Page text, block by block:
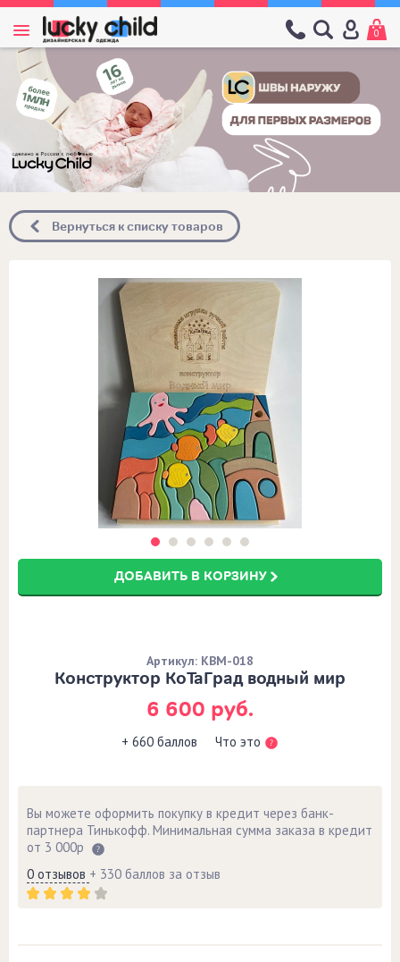
0
Вернуться к списку товаров
ДОБАВИТЬ В КОРЗИНУ
6 600 руб.
Конструктор КоТаГрад водный мир
Артикул: КВМ-018
+ 660 баллов Что это
Вы можете оформить покупку в кредит через банк-
партнера Тинькофф. Минимальная сумма заказа в кредит
от 3 000р
0 отзывов + 330 баллов за отзыв